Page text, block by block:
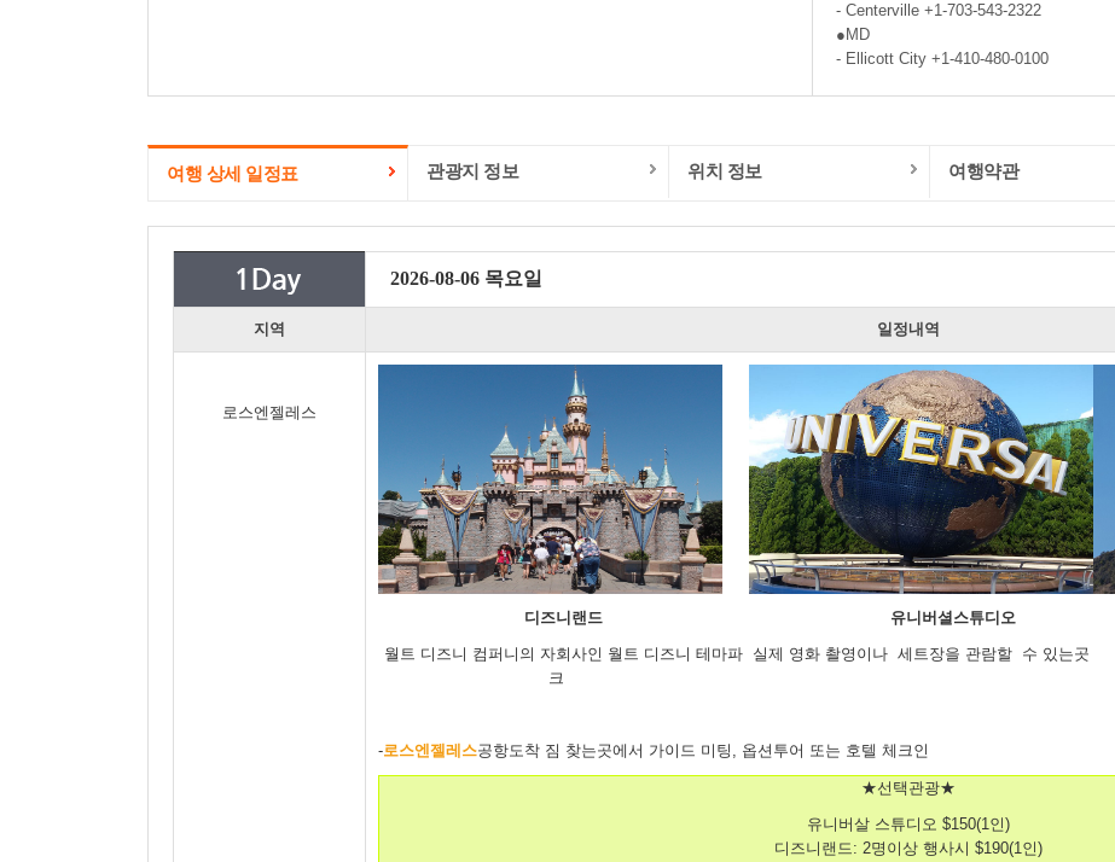
- Centerville +1-703-543-2322
●MD
- Ellicott City +1-410-480-0100
여행 상세 일정표 관광지 정보 위치 정보 여행약관
2026-08-06 목요일
지역 일정내역
로스엔젤레스
디즈니랜드
월트 디즈니 컴퍼니의 자회사인 월트 디즈니 테마파
크
유니버셜스튜디오
실제 영화 촬영이나 세트장을 관람할 수 있는곳
-로스엔젤레스공항도착 짐 찾는곳에서 가이드 미팅, 옵션투어 또는 호텔 체크인
★선택관광★
유니버살 스튜디오 $150(1인)
디즈니랜드: 2명이상 행사시 $190(1인)